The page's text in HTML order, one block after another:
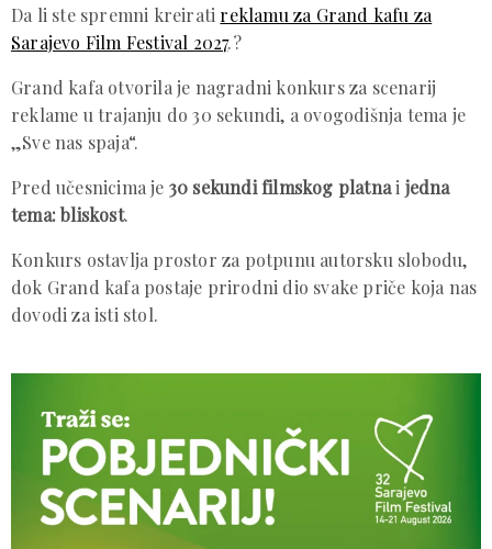
Da li ste spremni kreirati reklamu za Grand kafu za
Sarajevo Film Festival 2027.?
Grand kafa otvorila je nagradni konkurs za scenarij
reklame u trajanju do 30 sekundi, a ovogodišnja tema je
„Sve nas spaja“.
Pred učesnicima je 30 sekundi filmskog platnai jedna
tema: bliskost.
Konkurs ostavlja prostor za potpunu autorsku slobodu,
dok Grand kafa postaje prirodni dio svake priče koja nas
dovodi za isti stol.